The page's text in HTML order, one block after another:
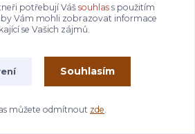
- 50 %
potřebují Váš souhlass použitím
Vám mohli zobrazovat informace
se Vašich zájmů.
Souhlasím
můžete odmítnout zde